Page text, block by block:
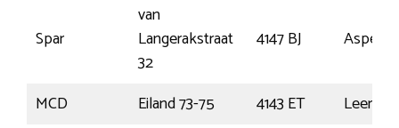
Spar
van
Langerakstraat
32
4147 BJ Asperen
MCD Eiland 73-75 4143 ET Leerdam